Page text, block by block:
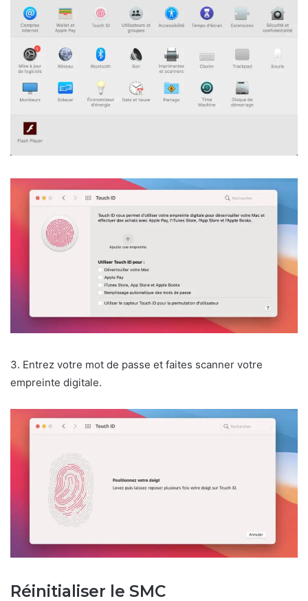
3. Entrez votre mot de passe et faites scanner votre
empreinte digitale.
Réinitialiser le SMC